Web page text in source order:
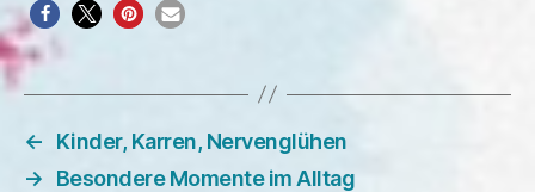
←
Kinder, Karren, Nervenglühen
→
Besondere Momente im Alltag